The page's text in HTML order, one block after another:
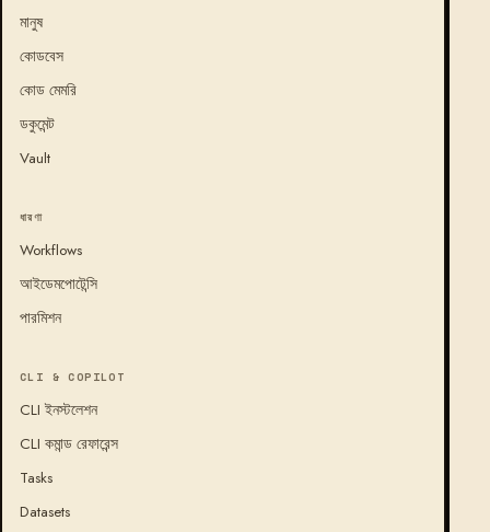
মানুষ
কোডবেস
কোড মেমরি
ডকুমেন্ট
Vault
ধারণা
Workflows
আইডেমপোটেন্সি
পারমিশন
CLI & COPILOT
CLI ইনস্টলেশন
CLI কমান্ড রেফারেন্স
Tasks
Datasets